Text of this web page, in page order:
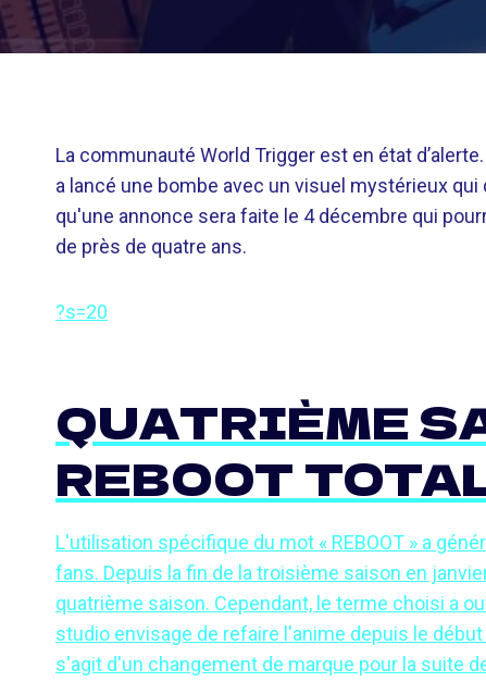
La communauté World Trigger est en état
a lancé une bombe avec un visuel mystérieux qui
qu'une annonce sera faite le 4 décembre qui
de près de quatre ans.
?s=20
QUATRIÈME
REBOOT
L'utilisation spécifique du mot « REBOOT » a
fans. Depuis la fin de la troisième saison en
quatrième saison. Cependant, le terme choisi a
studio envisage de refaire l'anime depuis le
s'agit d'un changement de marque pour la suite